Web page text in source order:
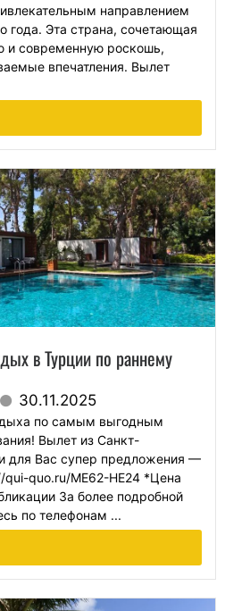
направлением
года. Эта страна, сочетающая
и современную роскошь,
впечатления. Вылет
в Турции по раннему
30.11.2025
по самым выгодным
Вылет из Санкт-
для Вас супер предложения —
quo.ru/ME62-HE24 *Цена
За более подробной
по телефонам ...